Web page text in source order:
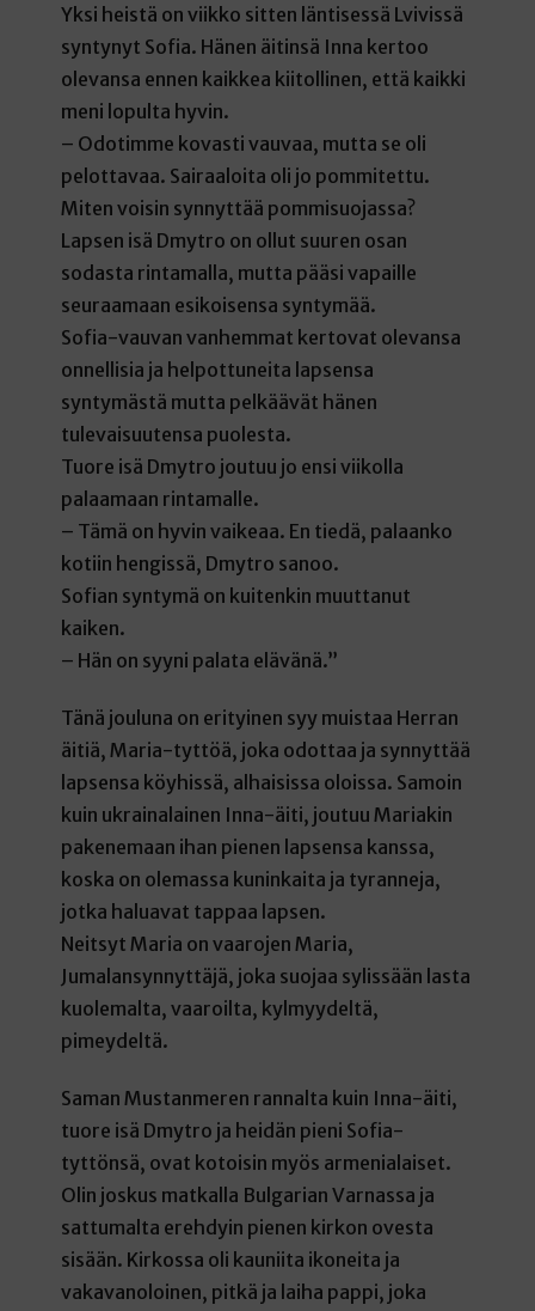
Yksi heistä on viikko sitten läntisessä Lvivissä
syntynyt Sofia. Hänen äitinsä Inna kertoo
olevansa ennen kaikkea kiitollinen, että kaikki
meni lopulta hyvin.
– Odotimme kovasti vauvaa, mutta se oli
pelottavaa. Sairaaloita oli jo pommitettu.
Miten voisin synnyttää pommisuojassa?
Lapsen isä Dmytro on ollut suuren osan
sodasta rintamalla, mutta pääsi vapaille
seuraamaan esikoisensa syntymää.
Sofia-vauvan vanhemmat kertovat olevansa
onnellisia ja helpottuneita lapsensa
syntymästä mutta pelkäävät hänen
tulevaisuutensa puolesta.
Tuore isä Dmytro joutuu jo ensi viikolla
palaamaan rintamalle.
– Tämä on hyvin vaikeaa. En tiedä, palaanko
kotiin hengissä, Dmytro sanoo.
Sofian syntymä on kuitenkin muuttanut
kaiken.
– Hän on syyni palata elävänä.”
Tänä jouluna on erityinen syy muistaa Herran
äitiä, Maria-tyttöä, joka odottaa ja synnyttää
lapsensa köyhissä, alhaisissa oloissa. Samoin
kuin ukrainalainen Inna-äiti, joutuu Mariakin
pakenemaan ihan pienen lapsensa kanssa,
koska on olemassa kuninkaita ja tyranneja,
jotka haluavat tappaa lapsen.
Neitsyt Maria on vaarojen Maria,
Jumalansynnyttäjä, joka suojaa sylissään lasta
kuolemalta, vaaroilta, kylmyydeltä,
pimeydeltä.
Saman Mustanmeren rannalta kuin Inna-äiti,
tuore isä Dmytro ja heidän pieni Sofia-
tyttönsä, ovat kotoisin myös armenialaiset.
Olin joskus matkalla Bulgarian Varnassa ja
sattumalta erehdyin pienen kirkon ovesta
sisään. Kirkossa oli kauniita ikoneita ja
vakavanoloinen, pitkä ja laiha pappi, joka